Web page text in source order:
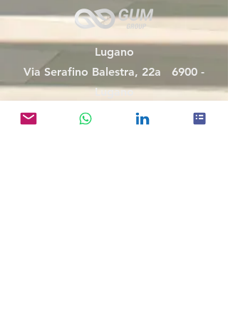
rassicurare i tuoi clienti che possono
acquistare da te in tutta sicurezza.
Lugano
Via Serafino Balestra, 22a 6900 -
Lugano